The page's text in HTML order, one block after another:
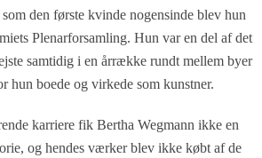
den første kvinde nogensinde blev hun
Plenarforsamling. Hun var en del af det
samtidig i en årrække rundt mellem byer
hun boede og virkede som kunstner.
karriere fik Bertha Wegmann ikke en
og hendes værker blev ikke købt af de